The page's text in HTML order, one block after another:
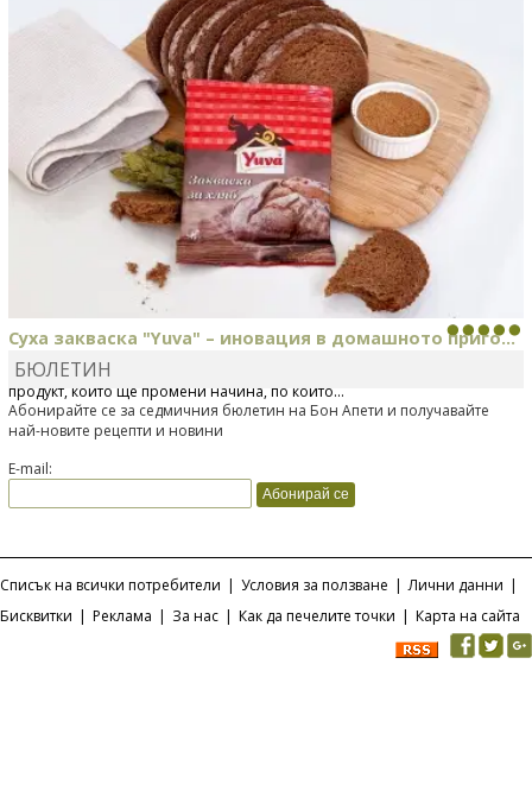
Суха закваска "Yuva" – иновация в домашното приго...
Отскоро Лесафр България стартира предлагането на изцяло нов
продукт, който ще промени начина, по който...
БЮЛЕТИН
Абонирайте се за седмичния бюлетин на Бон Апети и получавайте
най-новите рецепти и новини
E-mail:
Списък на всички потребители | Условия за ползване | Лични данни |
Бисквитки | Реклама | За нас | Как да печелите точки | Карта на сайта